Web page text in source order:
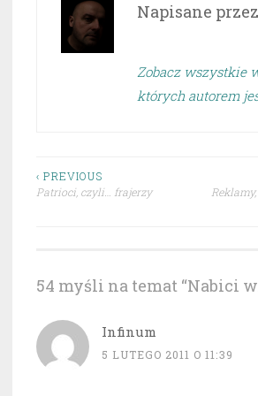
Napisane przez
Zobacz wszystkie
których autorem
Nawigacja
‹ PREVIOUS
Patrioci, czyli… frajerzy
54 myśli na temat “Nabici
Infinum
5 LUTEGO 2011 O 11:39